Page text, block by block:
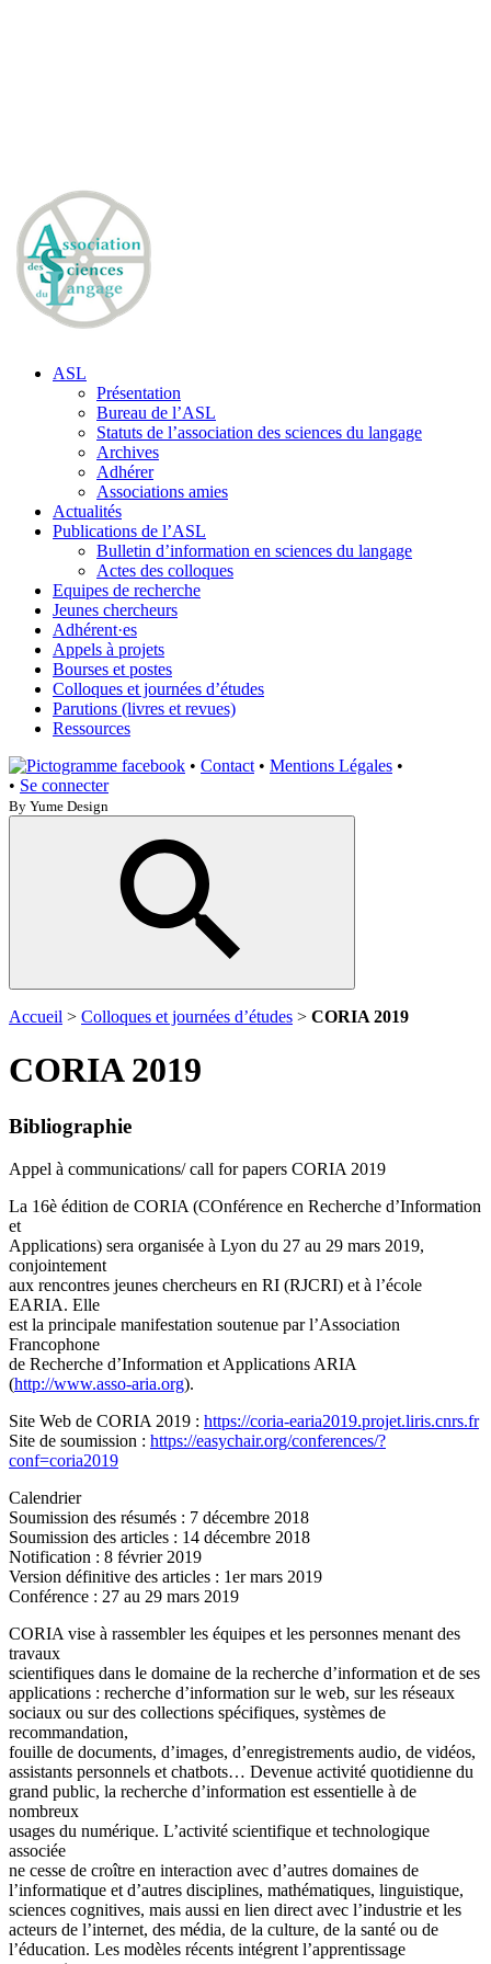
ASL
Présentation
Bureau de l’ASL
Statuts de l’association des sciences du langage
Archives
Adhérer
Associations amies
Actualités
Publications de l’ASL
Bulletin d’information en sciences du langage
Actes des colloques
Equipes de recherche
Jeunes chercheurs
Adhérent·es
Appels à projets
Bourses et postes
Colloques et journées d’études
Parutions (livres et revues)
Ressources
• Contact • Mentions Légales •
• Se connecter
By Yume Design
Accueil > Colloques et journées d’études > CORIA 2019
CORIA 2019
Bibliographie
Appel à communications/ call for papers CORIA 2019
La 16è édition de CORIA (COnférence en Recherche d’Information
et
Applications) sera organisée à Lyon du 27 au 29 mars 2019,
conjointement
aux rencontres jeunes chercheurs en RI (RJCRI) et à l’école
EARIA. Elle
est la principale manifestation soutenue par l’Association
Francophone
de Recherche d’Information et Applications ARIA
(http://www.asso-aria.org).
Site Web de CORIA 2019 : https://coria-earia2019.projet.liris.cnrs.fr
Site de soumission : https://easychair.org/conferences/?
conf=coria2019
Calendrier
Soumission des résumés : 7 décembre 2018
Soumission des articles : 14 décembre 2018
Notification : 8 février 2019
Version définitive des articles : 1er mars 2019
Conférence : 27 au 29 mars 2019
CORIA vise à rassembler les équipes et les personnes menant des
travaux
scientifiques dans le domaine de la recherche d’information et de ses
applications : recherche d’information sur le web, sur les réseaux
sociaux ou sur des collections spécifiques, systèmes de
recommandation,
fouille de documents, d’images, d’enregistrements audio, de vidéos,
assistants personnels et chatbots… Devenue activité quotidienne du
grand public, la recherche d’information est essentielle à de
nombreux
usages du numérique. L’activité scientifique et technologique
associée
ne cesse de croître en interaction avec d’autres domaines de
l’informatique et d’autres disciplines, mathématiques, linguistique,
sciences cognitives, mais aussi en lien direct avec l’industrie et les
acteurs de l’internet, des média, de la culture, de la santé ou de
l’éducation. Les modèles récents intégrent l’apprentissage